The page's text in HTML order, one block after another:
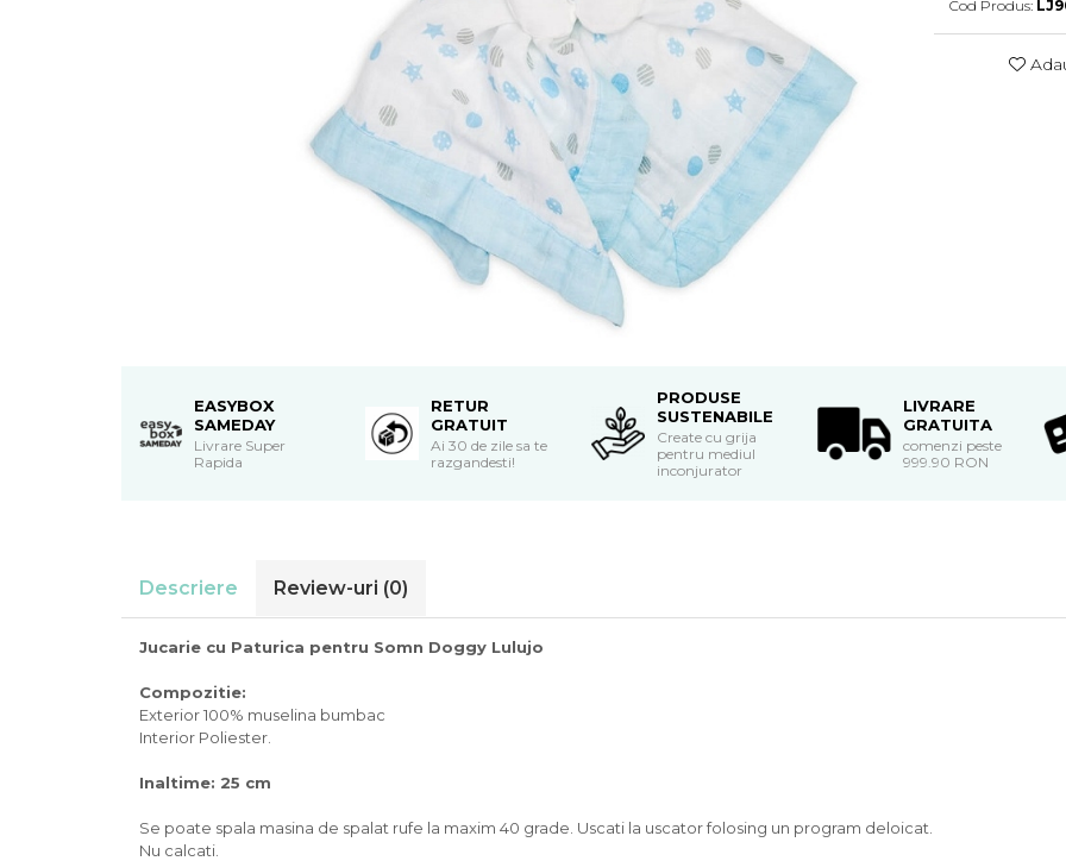
Cod Produs:
EASYBOX
SAMEDAY
Livrare Super
Rapida
RETUR
GRATUIT
Ai 30 de zile sa te
razgandesti!
PRODUSE
SUSTENABILE
Create cu grija
pentru mediul
inconjurator
LIVRARE
GRATUITA
comenzi peste
999.90 RON
Descriere Review-uri (0)
Jucarie cu Paturica pentru Somn Doggy Lulujo
Compozitie:
Exterior 100% muselina bumbac
Interior Poliester.
Inaltime: 25 cm
Se poate spala masina de spalat rufe la maxim 40 grade. Uscati la uscator folosing un program deloicat.
Nu calcati.